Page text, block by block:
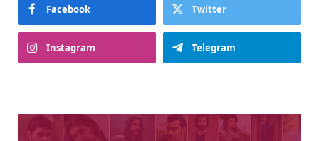
Facebook Twitter
Instagram Telegram